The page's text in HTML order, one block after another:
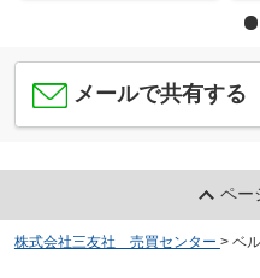
メールで共有する
ペー
株式会社三友社 売買センター > ベ